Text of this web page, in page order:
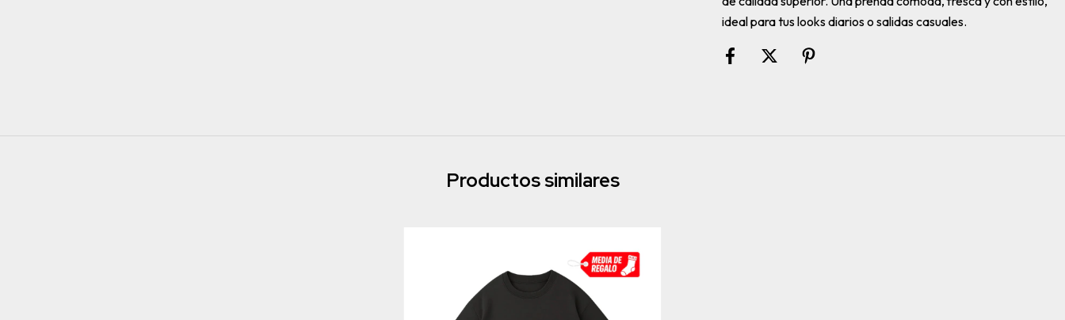
ideal para tus looks diarios o salidas casuales.
Productos similares